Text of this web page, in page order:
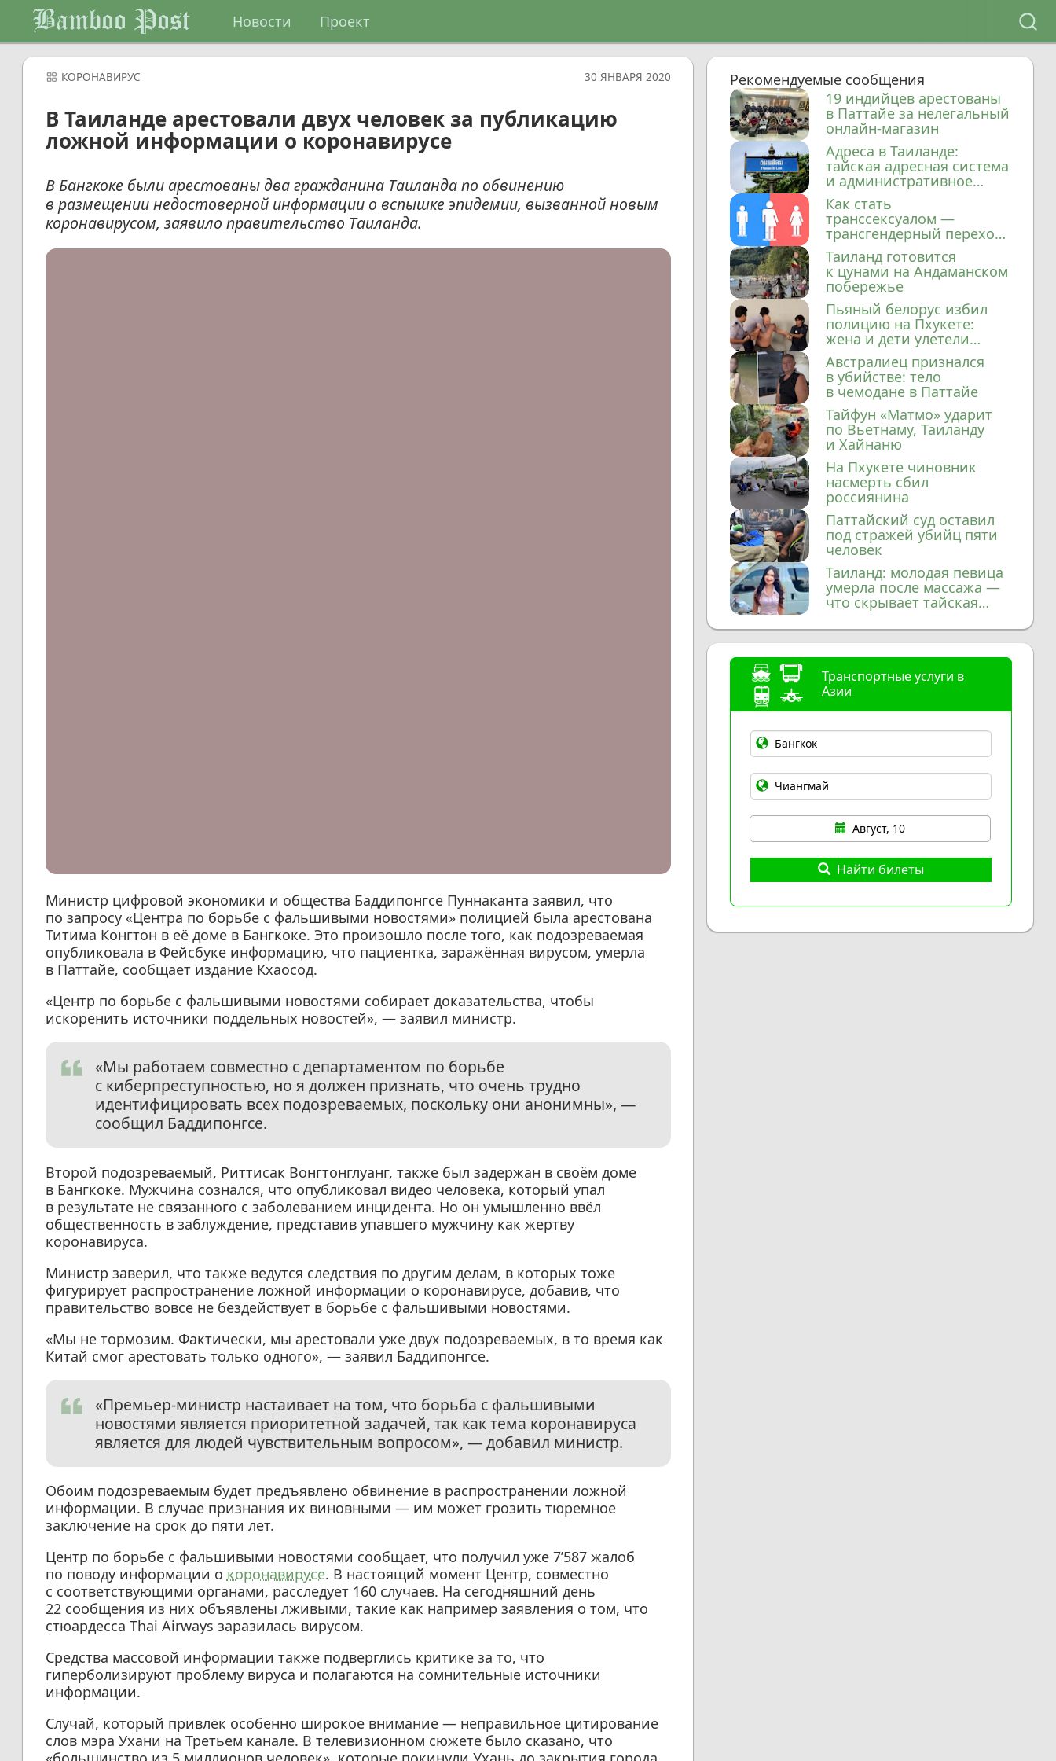
Bamboo Post Новости Проект
КОРОНАВИРУС 30 ЯНВАРЯ 2020
В Таиланде арестовали двух человек за публикацию
ложной информации о коронавирусе
В Бангкоке были арестованы два гражданина Таиланда по обвинению
в размещении недостоверной информации о вспышке эпидемии, вызванной новым
коронавирусом, заявило правительство Таиланда.
Министр цифровой экономики и общества Баддипонгсе Пуннаканта заявил, что
по запросу «Центра по борьбе с фальшивыми новостями» полицией была арестована
Титима Конгтон в её доме в Бангкоке. Это произошло после того, как подозреваемая
опубликовала в Фейсбуке информацию, что пациентка, заражённая вирусом, умерла
в Паттайе, сообщает издание Кхаосод.
«Центр по борьбе с фальшивыми новостями собирает доказательства, чтобы
искоренить источники поддельных новостей», — заявил министр.
«Мы работаем совместно с департаментом по борьбе
с киберпреступностью, но я должен признать, что очень трудно
идентифицировать всех подозреваемых, поскольку они анонимны», —
сообщил Баддипонгсе.
Второй подозреваемый, Риттисак Вонгтонглуанг, также был задержан в своём доме
в Бангкоке. Мужчина сознался, что опубликовал видео человека, который упал
в результате не связанного с заболеванием инцидента. Но он умышленно ввёл
общественность в заблуждение, представив упавшего мужчину как жертву
коронавируса.
Министр заверил, что также ведутся следствия по другим делам, в которых тоже
фигурирует распространение ложной информации о коронавирусе, добавив, что
правительство вовсе не бездействует в борьбе с фальшивыми новостями.
«Мы не тормозим. Фактически, мы арестовали уже двух подозреваемых, в то время как
Китай смог арестовать только одного», — заявил Баддипонгсе.
«Премьер-министр настаивает на том, что борьба с фальшивыми
новостями является приоритетной задачей, так как тема коронавируса
является для людей чувствительным вопросом», — добавил министр.
Обоим подозреваемым будет предъявлено обвинение в распространении ложной
информации. В случае признания их виновными — им может грозить тюремное
заключение на срок до пяти лет.
Центр по борьбе с фальшивыми новостями сообщает, что получил уже 7’587 жалоб
по поводу информации о коронавирусе. В настоящий момент Центр, совместно
с соответствующими органами, расследует 160 случаев. На сегодняшний день
22 сообщения из них объявлены лживыми, такие как например заявления о том, что
стюардесса Thai Airways заразилась вирусом.
Средства массовой информации также подверглись критике за то, что
гиперболизируют проблему вируса и полагаются на сомнительные источники
информации.
Случай, который привлёк особенно широкое внимание — неправильное цитирование
слов мэра Ухани на Третьем канале. В телевизионном сюжете было сказано, что
Рекомендуемые сообщения
19 индийцев арестованы
в Паттайе за нелегальный
онлайн-магазин
Адреса в Таиланде:
тайская адресная система
и административное
деление
Как стать
транссексуалом —
трансгендерный переход
в Таиланде
Таиланд готовится
к цунами на Андаманском
побережье
Пьяный белорус избил
полицию на Пхукете:
жена и дети улетели
домой
Австралиец признался
в убийстве: тело
в чемодане в Паттайе
Тайфун «Матмо» ударит
по Вьетнаму, Таиланду
и Хайнаню
На Пхукете чиновник
насмерть сбил
россиянина
Паттайский суд оставил
под стражей убийц пяти
человек
Таиланд: молодая певица
умерла после массажа —
что скрывает тайская
медицина?
Транспортные услуги в
Азии
Август, 10
Найти билеты